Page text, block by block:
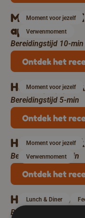
Mini tarte
appel
Bereidingstijd 10-min
Ontdek het
Moment voor jezelf
Verwenmoment
Honingbijtje
Bereidingstijd 5-min
Ontdek het
Moment voor jezelf
Honingzoete
Bereidingstijd 5-min
Ontdek het
Moment voor jezelf
Verwenmoment
Hawaiiaanse
Bereidingstijd 30-min
Lunch & Diner